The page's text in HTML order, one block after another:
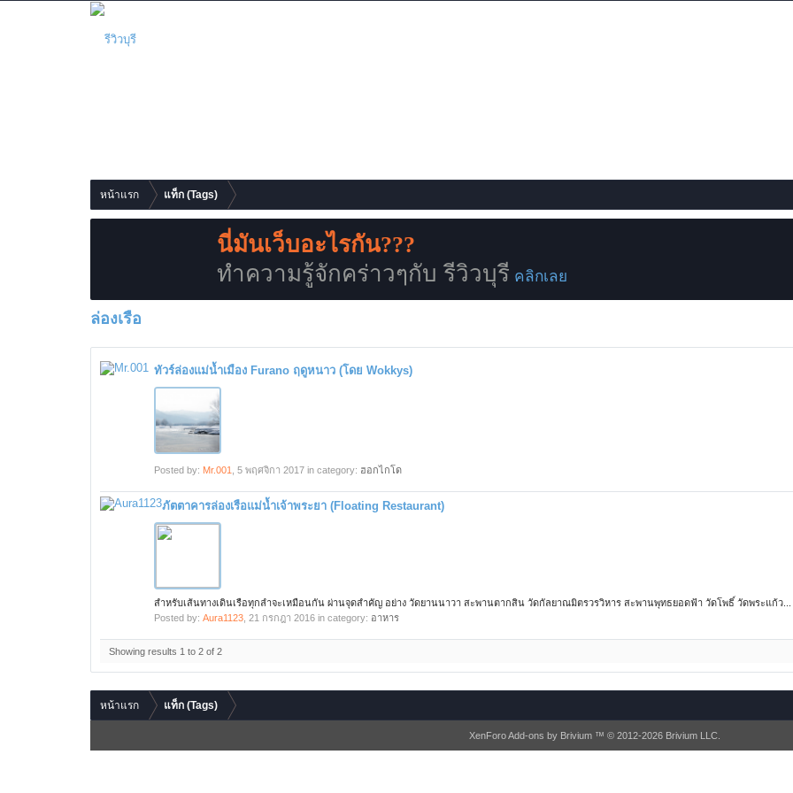
หน้าแรก แท็ก (Tags)
นี่มันเว็บอะไรกัน???
ทำความรู้จักคร่าวๆกับ รีวิวบุรี คลิกเลย
ล่องเรือ
ทัวร์ล่องแม่น้ำเมือง Furano ฤดูหนาว (โดย Wokkys)
Posted by: Mr.001 5 พฤศจิกา 2017 in category: ฮอกไกโด
ภัตตาคารล่องเรือแม่น้ำเจ้าพระยา (Floating Restaurant)
สำหรับเส้นทางเดินเรือทุกลำจะเหมือนกัน ผ่านจุดสำคัญ อย่าง วัดยานนาวา สะพานตากสิน วัดกัลยาณมิตรวรวิหาร สะพานพุทธยอดฟ้า วัดโพธิ์ วัดพระแก้ว...
Posted by: Aura1123 21 กรกฎา 2016 in category: อาหาร
Showing results 1 to 2 of 2
หน้าแรก แท็ก (Tags)
XenForo Add-ons by Brivium ™ © 2012-2026 Brivium LLC.